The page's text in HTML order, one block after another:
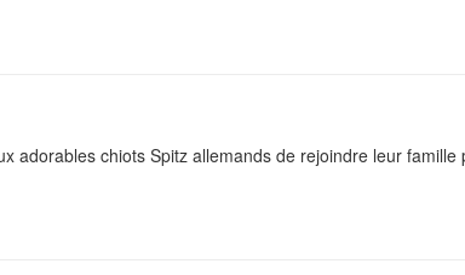
adorables chiots Spitz allemands de rejoindre leur famille